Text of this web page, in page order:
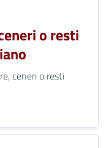
o resti
ceneri o resti